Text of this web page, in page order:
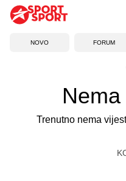
NOVO FORUM
Trenutno nema